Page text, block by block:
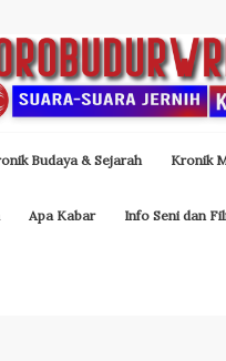
Budaya & Sejarah Kronik
Apa Kabar Info Seni dan